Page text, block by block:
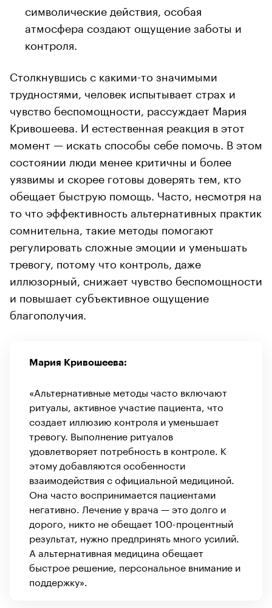
символические действия, особая
атмосфера создают ощущение заботы и
контроля.
Столкнувшись с какими-то значимыми
трудностями, человек испытывает страх и
чувство беспомощности, рассуждает Мария
Кривошеева. И естественная реакция в этот
момент — искать способы себе помочь. В этом
состоянии люди менее критичны и более
уязвимы и скорее готовы доверять тем, кто
обещает быструю помощь. Часто, несмотря на
то что эффективность альтернативных практик
сомнительна, такие методы помогают
регулировать сложные эмоции и уменьшать
тревогу, потому что контроль, даже
иллюзорный, снижает чувство беспомощности
и повышает субъективное ощущение
благополучия.
Мария Кривошеева:
«Альтернативные методы часто включают
ритуалы, активное участие пациента, что
создает иллюзию контроля и уменьшает
тревогу. Выполнение ритуалов
удовлетворяет потребность в контроле. К
этому добавляются особенности
взаимодействия с официальной медициной.
Она часто воспринимается пациентами
негативно. Лечение у врача — это долго и
дорого, никто не обещает 100-процентный
результат, нужно предпринять много усилий.
А альтернативная медицина обещает
быстрое решение, персональное внимание и
поддержку».